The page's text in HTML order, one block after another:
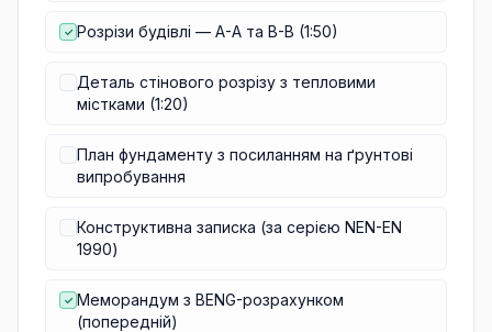
✓ Розрізи будівлі — A-A та B-B (1:50)
Деталь стінового розрізу з тепловими
містками (1:20)
План фундаменту з посиланням на ґрунтові
випробування
Конструктивна записка (за серією NEN-EN
1990)
✓ Меморандум з BENG-розрахунком
(попередній)